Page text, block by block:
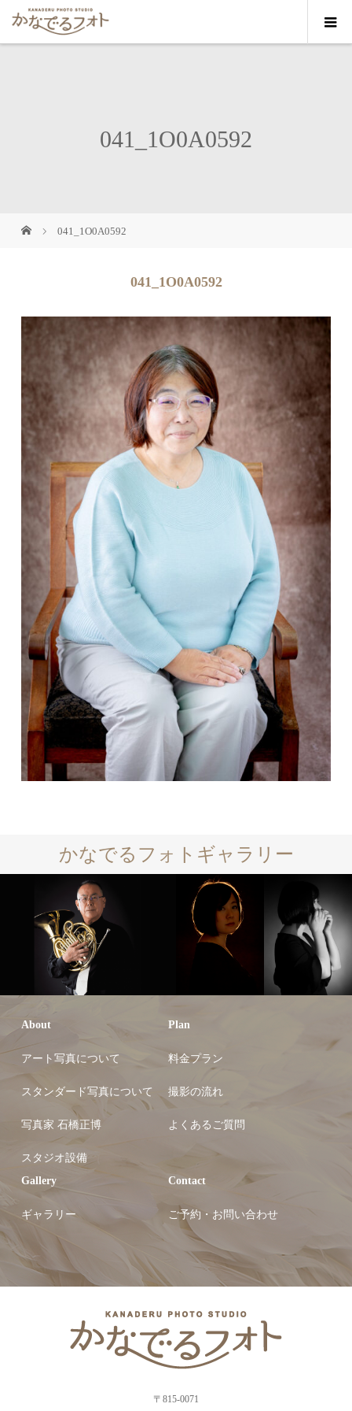
041_1O0A0592
041_1O0A0592
041_1O0A0592
かなでるフォトギャラリー
About
アート写真について
スタンダード写真について
写真家 石橋正博
スタジオ設備
Plan
料金プラン
撮影の流れ
よくあるご質問
Gallery
ギャラリー
Contact
ご予約・お問い合わせ
〒815-0071